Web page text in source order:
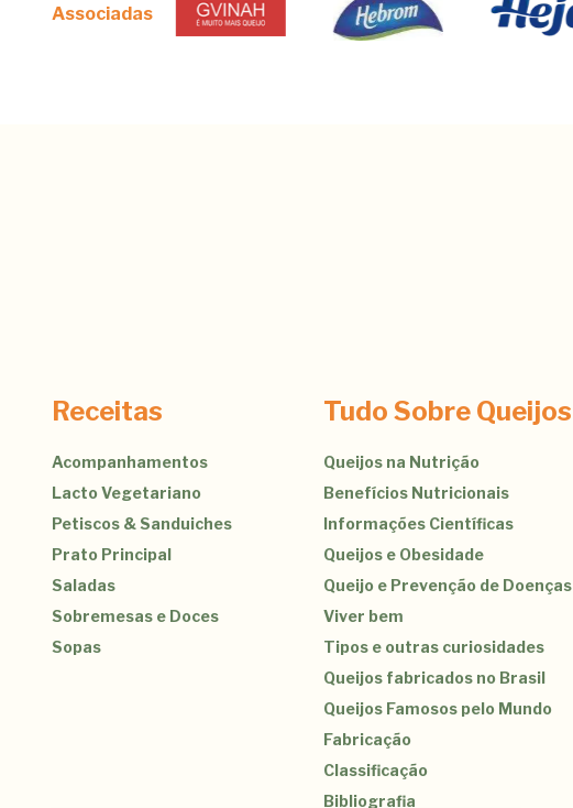
Associadas
Receitas
Acompanhamentos
Lacto Vegetariano
Petiscos & Sanduiches
Prato Principal
Saladas
Sobremesas e Doces
Sopas
Tudo Sobre Queijos
Queijos na Nutrição
Benefícios Nutricionais
Informações Científicas
Queijos e Obesidade
Queijo e Prevenção de Doenças
Viver bem
Tipos e outras curiosidades
Queijos fabricados no Brasil
Queijos Famosos pelo Mundo
Fabricação
Classificação
Bibliografia